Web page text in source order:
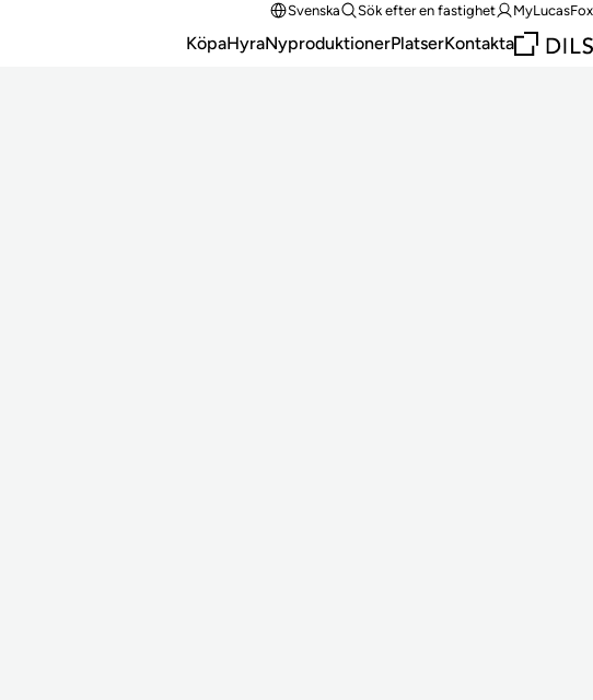
Svenska Sök efter en fastighet MyLucasFox
KöpaHyraNyproduktionerPlatserKontakta